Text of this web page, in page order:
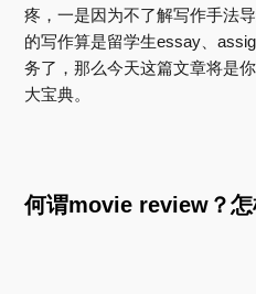
疼，一是因为不了解写作手法
的写作算是留学生essay、
务了，那么今天这篇文章将是
大宝典。
何谓movie review？怎